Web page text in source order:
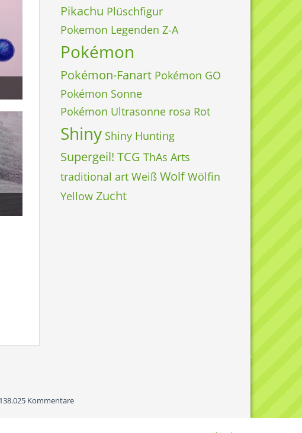
Pikachu Plüschfigur
Pokemon Legenden Z-A
Pokémon
Pokémon-Fanart Pokémon GO
Pokémon Sonne
Pokémon Ultrasonne rosa Rot
Shiny Shiny Hunting
Supergeil! TCG ThAs Arts
traditional art Weiß Wolf Wölfin
Yellow Zucht
138.025 Kommentare